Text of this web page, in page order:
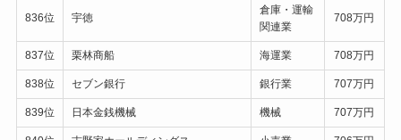
836位 宇徳
倉庫・運輸
関連業
708万円
837位 栗林商船 海運業 708万円
838位 セブン銀行 銀行業 707万円
839位 日本金銭機械 機械 707万円